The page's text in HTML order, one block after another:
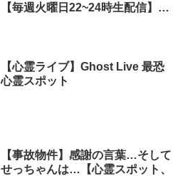
【毎週火曜日22~24時生配信】#
【心霊ライブ】Ghost Live 最恐
心霊スポット
【事故物件】感謝の言葉…そして
せっちゃんは…【心霊スポット、